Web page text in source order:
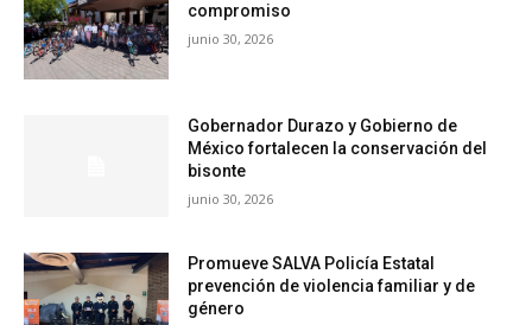
compromiso
junio 30, 2026
Gobernador Durazo y Gobierno de
México fortalecen la conservación del
bisonte
junio 30, 2026
Promueve SALVA Policía Estatal
prevención de violencia familiar y de
género